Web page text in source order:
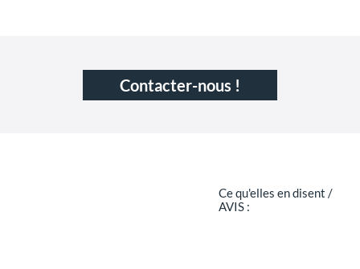
Contacter-nous !
Ce qu'elles en disent /
AVIS :